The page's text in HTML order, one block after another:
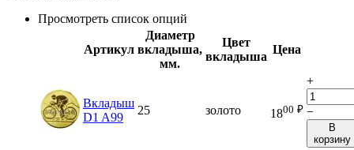
Просмотреть список опций
Артикул
Диаметр
вкладыша,
мм.
Цвет
вкладыша
Цена
Вкладыш
D1 A99
25 золото 1800 ₽
+
−
В
корзину